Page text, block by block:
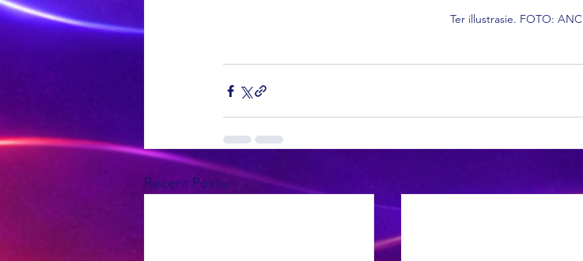
Ter illustrasie. FOTO: ANC
Recent Posts